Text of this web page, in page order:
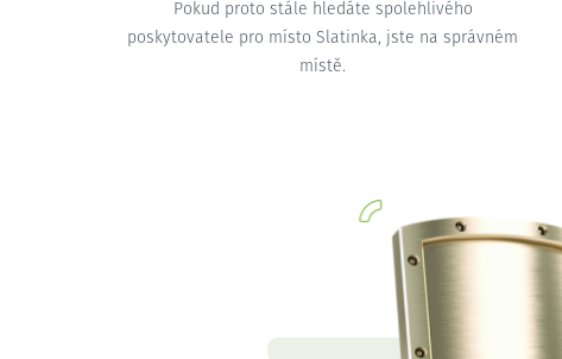
Pokud proto stále hledáte spolehlivého
poskytovatele pro místo Slatinka, jste na správném
místě.